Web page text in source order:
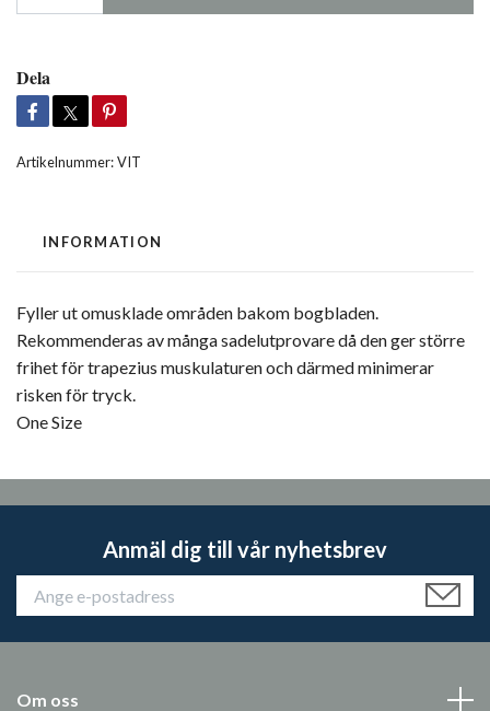
Dela
Artikelnummer:VIT
INFORMATION
Fyller ut omusklade områden bakom bogbladen.
Rekommenderas av många sadelutprovare då den ger större
frihet för trapezius muskulaturen och därmed minimerar
risken för tryck.
One Size
Anmäl dig till vår nyhetsbrev
Om oss